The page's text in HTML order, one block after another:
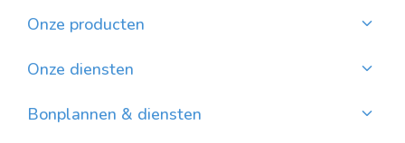
Onze producten
Kwalitatievepellets bestellen
Onze diensten
Waar pellets vinden?
Bonplannen & diensten